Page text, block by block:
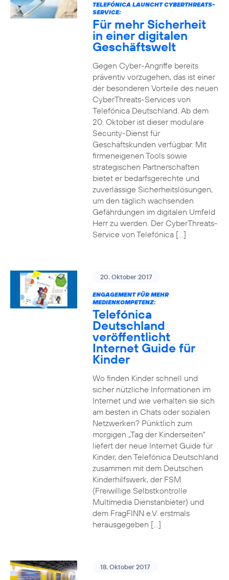
TELEFÓNICA LAUNCHT CYBERTHREATS-
SERVICE:
Für mehr Sicherheit
in einer digitalen
Geschäftswelt
Gegen Cyber-Angriffe bereits
präventiv vorzugehen, das ist einer
der besonderen Vorteile des neuen
CyberThreats-Services von
Telefónica Deutschland. Ab dem
20. Oktober ist dieser modulare
Security-Dienst für
Geschäftskunden verfügbar. Mit
firmeneigenen Tools sowie
strategischen Partnerschaften
bietet er bedarfsgerechte und
zuverlässige Sicherheitslösungen,
um den täglich wachsenden
Gefährdungen im digitalen Umfeld
Herr zu werden. Der CyberThreats-
Service von Telefónica […]
20. Oktober 2017
ENGAGEMENT FÜR MEHR
MEDIENKOMPETENZ:
Telefónica
Deutschland
veröffentlicht
Internet Guide für
Kinder
Wo finden Kinder schnell und
sicher nützliche Informationen im
Internet und wie verhalten sie sich
am besten in Chats oder sozialen
Netzwerken? Pünktlich zum
morgigen „Tag der Kinderseiten“
liefert der neue Internet Guide für
Kinder, den Telefónica Deutschland
zusammen mit dem Deutschen
Kinderhilfswerk, der FSM
(Freiwillige Selbstkontrolle
Multimedia Dienstanbieter) und
dem FragFINN e.V. erstmals
herausgegeben […]
18. Oktober 2017